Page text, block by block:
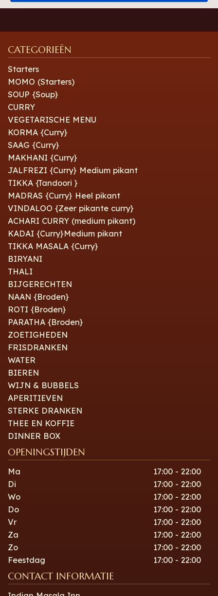
CATEGORIEËN
Starters
MOMO (Starters)
SOUP {Soup}
CURRY
VEGETARISCHE MENU
KORMA {Curry}
SAAG {Curry}
MAKHANI {Curry}
JALFREZI {Curry} Medium pikant
TIKKA {Tandoori }
MADRAS {Curry} Heel pikant
VINDALOO {Zeer pikante curry}
ACHARI CURRY (medium pikant)
KADAI {Curry}Medium pikant
TIKKA MASALA {Curry}
BIRYANI
THALI
BIJGERECHTEN
NAAN {Broden}
ROTI {Broden}
PARATHA {Broden}
ZOETIGHEDEN
FRISDRANKEN
WATER
BIEREN
WIJN & BUBBELS
APERITIEVEN
STERKE DRANKEN
THEE EN KOFFIE
DINNER BOX
OPENINGSTIJDEN
Ma
17:00 - 22:00
Di
17:00 - 22:00
Wo
17:00 - 22:00
Do
17:00 - 22:00
Vr
17:00 - 22:00
Za
17:00 - 22:00
Zo
17:00 - 22:00
Feestdag
17:00 - 22:00
CONTACT INFORMATIE